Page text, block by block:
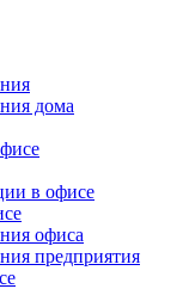
дома
в офисе
офиса
предприятия